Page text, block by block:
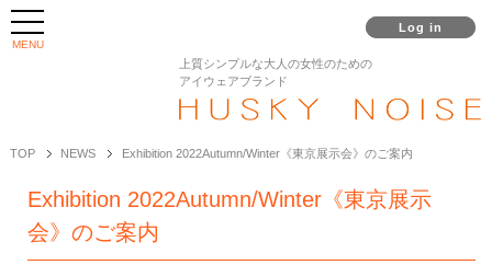
Log in
MENU
上質シンプルな大人の女性のための
アイウェアブランド
TOP NEWS Exhibition 2022Autumn/Winter《東京展示会》のご案内
Exhibition 2022Autumn/Winter《東京展示
会》のご案内